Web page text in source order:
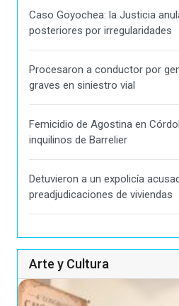
Caso Goyochea: la Justicia
posteriores por irregularidades
Procesaron a conductor por
graves en siniestro vial
Femicidio de Agostina en
inquilinos de Barrelier
Detuvieron a un expolicía
preadjudicaciones de viviendas
Arte y Cultura